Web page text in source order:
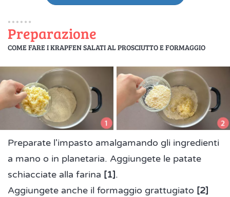
Preparazione
COME FARE I KRAPFEN SALATI AL PROSCIUTTO E FORMAGGIO
Preparate l'impasto amalgamando gli ingredienti
a mano o in planetaria. Aggiungete le patate
schiacciate alla farina [1].
Aggiungete anche il formaggio grattugiato [2]